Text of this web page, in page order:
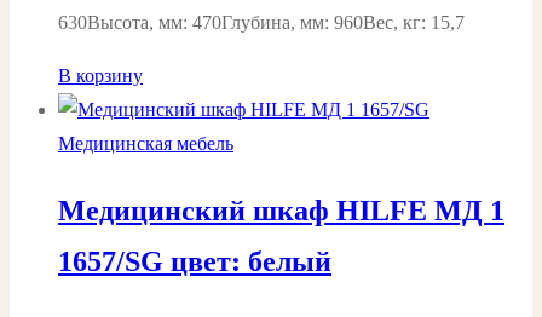
630Высота, мм: 470Глубина, мм: 960Вес, кг: 15,7
В корзину
Медицинская мебель
Медицинский шкаф HILFE МД 1
1657/SG цвет: белый